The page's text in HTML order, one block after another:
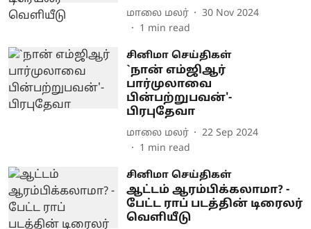
மாலை மலர்
30 Nov 2024
1 min read
சினிமா செய்திகள்
`நான் எம்ஜிஆர்
பார்முலாவை
பின்பற்றுபவன்'-
பிரபுதேவா
மாலை மலர்
22 Sep 2024
1 min read
சினிமா செய்திகள்
ஆட்டம் ஆரம்பிக்கலாமா? -
பேட்ட ராப் படத்தின் டிரைலர்
வெளியீடு